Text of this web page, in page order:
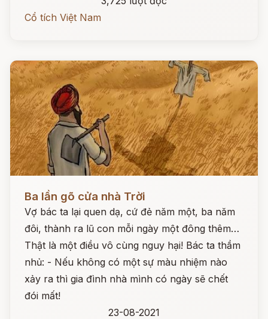
Cổ tích Việt Nam
Đọc ngay
Ba lần gõ cửa nhà Trời
Vợ bác ta lại quen dạ, cứ đẻ năm một, ba năm
đôi, thành ra lũ con mỗi ngày một đông thêm…
Thật là một điều vô cùng nguy hại! Bác ta thầm
nhủ: - Nếu không có một sự màu nhiệm nào
xảy ra thì gia đình nhà mình có ngày sẽ chết
đói mất!
23-08-2021